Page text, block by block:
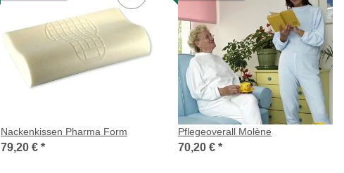
Nackenkissen Pharma Form
79,20 € *
Pflegeoverall Molène
70,20 € *